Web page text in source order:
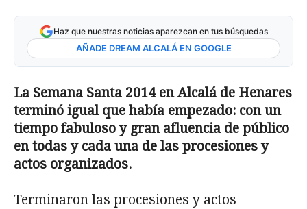
Haz que nuestras noticias aparezcan en tus búsquedas
AÑADE DREAM ALCALÁ EN GOOGLE
La Semana Santa 2014 en Alcalá de Henares
terminó igual que había empezado: con un
tiempo fabuloso y gran afluencia de público
en todas y cada una de las procesiones y
actos organizados.
Terminaron las procesiones y actos